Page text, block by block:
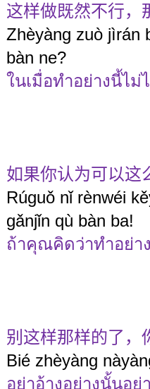
这样做既然不行，
Zhèyàng zuò jìrán
bàn ne?
ในเมื่อทำอย่างนี้ไ
如果你认为可以这
Rúguǒ nǐ rènwéi
gǎnjǐn qù bàn ba!
ถ้าคุณคิดว่าทำอย่า
别这样那样的了，
Bié zhèyàng
อย่าอ้างอย่างนั้นอ